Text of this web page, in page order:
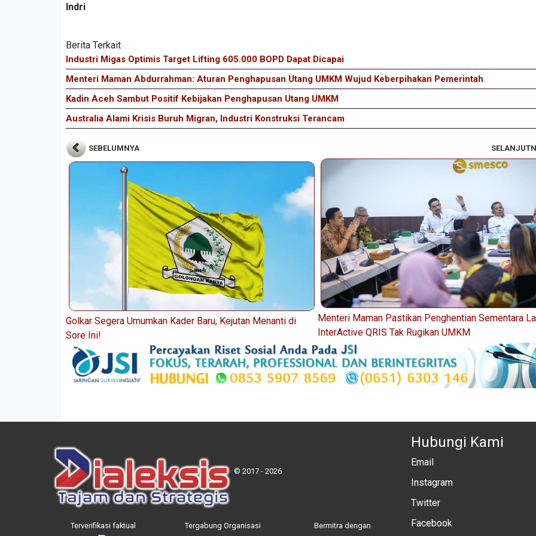
Indri
Berita Terkait
Industri Migas Optimis Target Lifting 605.000 BOPD Dapat Dicapai
Menteri Maman Abdurrahman: Aturan Penghapusan Utang UMKM Wujud Keberpihakan Pemerintah
Kadin Aceh Sambut Positif Kebijakan Penghapusan Utang UMKM
Australia Alami Krisis Buruh Migran, Industri Konstruksi Terancam
SEBELUMNYA
Golkar Segera Umumkan Kader Baru, Kejutan Menanti di
Sore Ini!
Menteri Maman Pastikan Penghentian Sementara
InterActive QRIS Tak Rugikan UMKM
© 2017 - 2026
Terverifikasi faktual Tergabung Organisasi Bermitra dengan
Hubungi Kami
Email
Instagram
Twitter
Facebook